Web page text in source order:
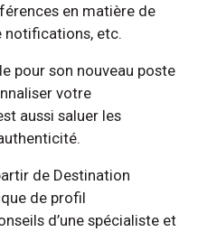
en matière de
notifications, etc.
pour son nouveau poste
votre
aussi saluer les
de Destination
de profil
d’une spécialiste et